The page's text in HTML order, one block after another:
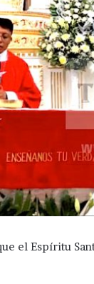
el Espíritu